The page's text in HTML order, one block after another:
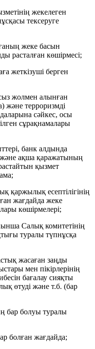
жекелеген
тексеруге
жеке басын
расталған көшірмесі;
жеткізуші берген
жолмен алынған
және терроризмді
сәйкес, осы
сұрақнамалары
банк алдында
және ақша қаражатының
қызмет
қаржылық есептілігінің
жағдайда жеке
көшірмелері;
Салық комитетінің
туралы түпнұсқа
жасаған заңды
мен пікірлерінің
бағалау сияқты
өтуді және т.б. (бар
бар болуы туралы
болған жағдайда;